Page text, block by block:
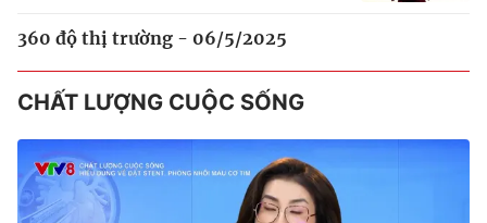
360 độ thị trường - 06/5/2025
CHẤT LƯỢNG CUỘC SỐNG